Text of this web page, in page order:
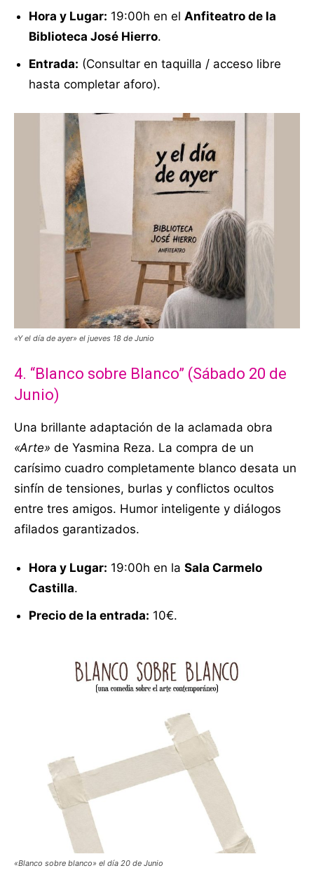
Hora y Lugar: 19:00h en el Anfiteatro de la
Biblioteca José Hierro.
Entrada: (Consultar en taquilla / acceso libre
hasta completar aforo).
«Y el día de ayer» el jueves 18 de Junio
4. “Blanco sobre Blanco” (Sábado 20 de
Junio)
Una brillante adaptación de la aclamada obra
«Arte» de Yasmina Reza. La compra de un
carísimo cuadro completamente blanco desata un
sinfín de tensiones, burlas y conflictos ocultos
entre tres amigos. Humor inteligente y diálogos
afilados garantizados.
Hora y Lugar: 19:00h en la Sala Carmelo
Castilla.
Precio de la entrada: 10€.
«Blanco sobre blanco» el día 20 de Junio